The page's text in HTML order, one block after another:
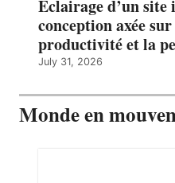
Éclairage d’un
conception axée
productivité et la
July 31, 2026
Monde en